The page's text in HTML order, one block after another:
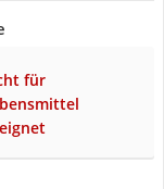
für